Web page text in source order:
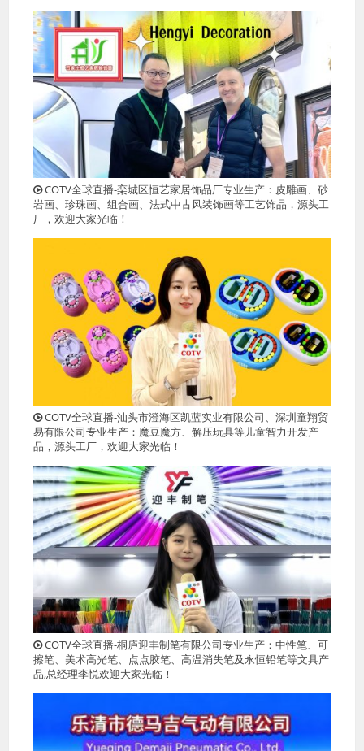
COTV全球直播-栾城区恒艺家居饰品厂专业生产：皮雕画、砂
岩画、珍珠画、组合画、法式中古风装饰画等工艺饰品，源头工
厂，欢迎大家光临！
COTV全球直播-汕头市澄海区凯蓝实业有限公司、深圳童翔贸
易有限公司专业生产：魔豆魔方、解压玩具等儿童智力开发产
品，源头工厂，欢迎大家光临！
COTV全球直播-桐庐迎丰制笔有限公司专业生产：中性笔、可
擦笔、美术高光笔、点点胶笔、高温消失笔及永恒铅笔等文具产
品,总经理李悦欢迎大家光临！